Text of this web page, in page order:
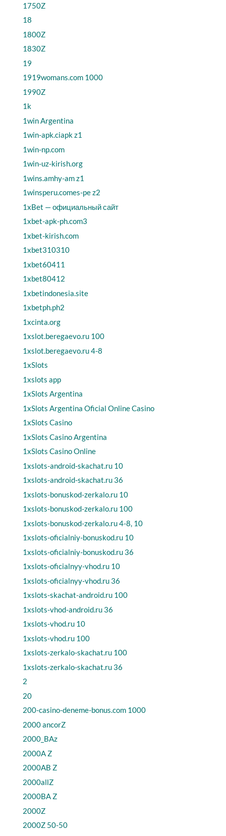
1750Z
18
1800Z
1830Z
19
1919womans.com 1000
1990Z
1k
1win Argentina
1win-apk.ciapk z1
1win-np.com
1win-uz-kirish.org
1wins.amhy-am z1
1winsperu.comes-pe z2
1xBet — официальный сайт
1xbet-apk-ph.com3
1xbet-kirish.com
1xbet310310
1xbet60411
1xbet80412
1xbetindonesia.site
1xbetph.ph2
1xcinta.org
1xslot.beregaevo.ru 100
1xslot.beregaevo.ru 4-8
1xSlots
1xslots app
1xSlots Argentina
1xSlots Argentina Oficial Online Casino
1xSlots Casino
1xSlots Casino Argentina
1xSlots Casino Online
1xslots-android-skachat.ru 10
1xslots-android-skachat.ru 36
1xslots-bonuskod-zerkalo.ru 10
1xslots-bonuskod-zerkalo.ru 100
1xslots-bonuskod-zerkalo.ru 4-8, 10
1xslots-oficialniy-bonuskod.ru 10
1xslots-oficialniy-bonuskod.ru 36
1xslots-oficialnyy-vhod.ru 10
1xslots-oficialnyy-vhod.ru 36
1xslots-skachat-android.ru 100
1xslots-vhod-android.ru 36
1xslots-vhod.ru 10
1xslots-vhod.ru 100
1xslots-zerkalo-skachat.ru 100
1xslots-zerkalo-skachat.ru 36
2
20
200-casino-deneme-bonus.com 1000
2000 ancorZ
2000_BAz
2000A Z
2000AB Z
2000allZ
2000BA Z
2000Z
2000Z 50-50